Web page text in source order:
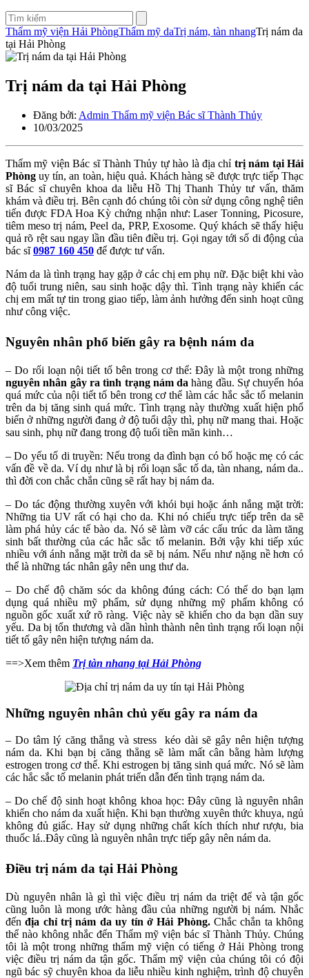
Thẩm mỹ viện Hải PhòngThẩm mỹ daTrị nám, tàn nhangTrị nám da
tại Hải Phòng
Trị nám da tại Hải Phòng
Đăng bởi: Admin Thẩm mỹ viện Bác sĩ Thành Thủy
10/03/2025
Thẩm mỹ viện Bác sĩ Thành Thủy tự hào là địa chỉ trị nám tại Hải
Phòng uy tín, an toàn, hiệu quả. Khách hàng sẽ được trực tiếp Thạc
sĩ Bác sĩ chuyên khoa da liễu Hồ Thị Thanh Thủy tư vấn, thăm
khám và điều trị. Bên cạnh đó chúng tôi còn sử dụng công nghệ tiên
tiến được FDA Hoa Kỳ chứng nhận như: Laser Tonning, Picosure,
tiêm meso trị nám, Peel da, PRP, Exosome. Quý khách sẽ thấy hiệu
quả rõ rệt sau ngay lần đầu tiên điều trị. Gọi ngay tới số di động của
bác sĩ0987 160 450 để được tư vấn.
Nám da là tình trạng hay gặp ở các chị em phụ nữ. Đặc biệt khi vào
độ tuổi trung niên, sau sinh hoặc dậy thì. Tình trạng này khiến các
chị em mất tự tin trong giao tiếp, làm ảnh hưởng đến sinh hoạt cũng
như công việc.
Nguyên nhân phổ biến gây ra bệnh nám da
– Do rối loạn nội tiết tố bên trong cơ thể: Đây là một trong những
nguyên nhân gây ra tình trạng nám da hàng đầu. Sự chuyển hóa
quá mức của nội tiết tố bên trong cơ thể làm các hắc sắc tố melanin
trên da bị tăng sinh quá mức. Tình trạng này thường xuất hiện phổ
biến ở những người đang ở độ tuổi dậy thì, phụ nữ mang thai. Hoặc
sau sinh, phụ nữ đang trong độ tuổi tiền mãn kinh…
– Do yếu tố di truyền: Nếu trong da đình bạn có bố hoặc mẹ có các
vấn đề về da. Ví dụ như là bị rối loạn sắc tố da, tàn nhang, nám da..
thì đời con chắc chắn cũng sẽ rất hay bị nám da.
– Do tác động thường xuyên với khói bụi hoặc ánh nắng mặt trời:
Những tia UV rất có hại cho da. Khi nó chiếu trực tiếp trên da sẽ
làm phá hủy các tế bào da. Nó sẽ làm vỡ các cấu trúc da làm tăng
sinh bất thường của các hắc sắc tố melanin. Bởi vậy khi tiếp xúc
nhiều với ánh nắng mặt trời da sẽ bị nám. Nếu như nặng nề hơn có
thể là những tác nhân gây nên ung thư da.
– Do chế độ chăm sóc da không đúng cách: Có thể do bạn lạm
dụng quá nhiều mỹ phẩm, sử dụng những mỹ phẩm không có
nguồn gốc xuất xứ rõ ràng. Việc này sẽ khiến cho da bạn dần suy
yếu. Da bị tổn thương và dần hình thành nên tình trạng rối loạn nội
tiết tố gây nên hiện tượng nám da.
==>Xem thêm Trị tàn nhang tại Hải Phòng
Những nguyên nhân chủ yếu gây ra nám da
– Do tâm lý căng thẳng và stress kéo dài sẽ gây nên hiện tượng
nám da. Khi bạn bị căng thẳng sẽ làm mất cân bằng hàm lượng
estrogen trong cơ thể. Khi estrogen bị tăng sinh quá mức. Nó sẽ làm
các hắc sắc tố melanin phát triển dẫn đến tình trạng nám da.
– Do chế độ sinh hoạt không khoa học: Đây cũng là nguyên nhân
khiến cho nám da xuất hiện. Khi bạn thường xuyên thức khuya, ngủ
không đủ giấc. Hay sử dụng những chất kích thích như rượu, bia
thuốc lá..Đây cũng là nguyên nhân trực tiếp gây nên nám da.
Điều trị nám da tại Hải Phòng
Dù nguyên nhân là gì thì việc điều trị nám da triệt để và tận gốc
cũng luôn là mong ước hàng đầu của những người bị nám. Nhắc
đếnđịa chỉ trị nám da uy tín ở Hải Phòng.Chắc chắn ta không
thể nào không nhắc đến Thẩm mỹ viện bác sĩ Thành Thủy. Chúng
tôi là một trong những thẩm mỹ viện có tiếng ở Hải Phòng trong
việc điều trị nám da tận gốc. Thẩm mỹ viện của chúng tôi có đội
ngũ bác sỹ chuyên khoa da liễu nhiều kinh nghiệm, trình độ chuyên